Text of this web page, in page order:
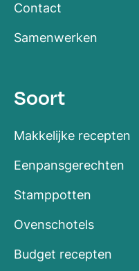
Contact
Samenwerken
Soort
Makkelijke recepten
Eenpansgerechten
Stamppotten
Ovenschotels
Budget recepten